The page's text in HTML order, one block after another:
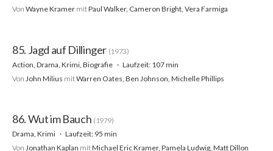
Von Wayne Kramer mitPaul Walker, Cameron Bright, Vera Farmiga
85. Jagd auf Dillinger (1973)
Action, Drama, Krimi, Biografie
Laufzeit: 107 min
Von John Milius mitWarren Oates, Ben Johnson, Michelle Phillips
86. Wut im Bauch (1979)
Drama, Krimi
Laufzeit: 95 min
Von Jonathan Kaplan mitMichael Eric Kramer, Pamela Ludwig, Matt Dillon